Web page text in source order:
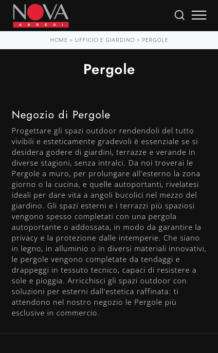
HOME > UFFICIO E GIARDINO > PERGOLE
Pergole
Negozio di Pergole
Progettare gli spazi outdoor rendendoli del tutto
vivibili e esteticamente gradevoli è essenziale se si
desidera godere di giardini, terrazze e verande in
diverse stagioni, senza intralci. Da noi troverai le
Pergole a muro, per prolungare all'esterno la zona
giorno o la cucina, e quelle autoportanti, rivelatesi
ideali per dare vita a angoli bucolici nel mezzo del
giardino. Gli spazi esterni e i terrazzi più spaziosi
vengono spesso completati con una pergola
autoportante o addossata, in modo da garantire la
privacy e la protezione dalle intemperie. Che siano
in legno, in alluminio o in diversi materiali innovativi,
le pergole vengono completate da tendaggi e
drappeggi in tessuto tecnico, capaci di resistere a
sole e pioggia. Arricchisci gli spazi outdoor con
soluzioni per esterni dall'estetica raffinata: ti
attendono nel nostro negozio le Pergole più
esclusive in commercio.